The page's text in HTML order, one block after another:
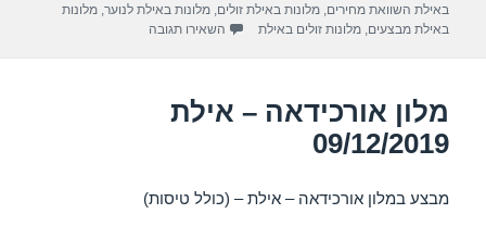
o
p
באילת השוואת מחירים,מלונות באילת זולים,מלונות באילת לנוער,מלונות
באילת מבצעים,מלונות זולים באילת השאירו תגובה
מלון אורכידאה – אילת
09/12/2019
מבצע במלון אורכידאה – אילת – (כולל טיסות)